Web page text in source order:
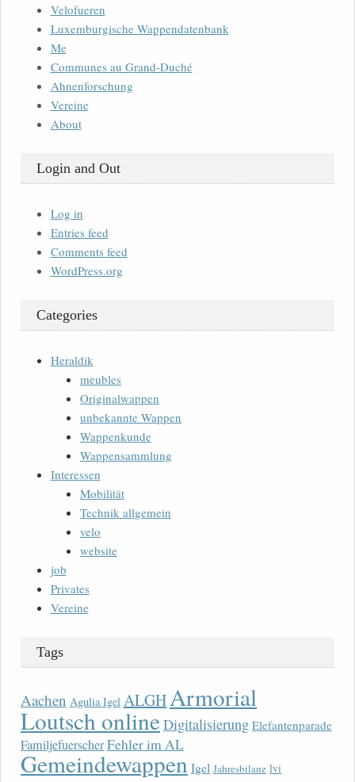
Velofueren
Luxemburgische Wappendatenbank
Me
Communes au Grand-Duché
Ahnenforschung
Vereine
About
Login and Out
Log in
Entries feed
Comments feed
WordPress.org
Categories
Heraldik
meubles
Originalwappen
unbekannte Wappen
Wappenkunde
Wappensammlung
Interessen
Mobilität
Technik allgemein
velo
website
job
Privates
Vereine
Tags
Aachen Agulia Igel ALGHArmorial
Loutsch onlineDigitalisierung Elefantenparade
FamiljefuerscherFehler im AL
Gemeindewappen Igel Jahresbilanz lvi